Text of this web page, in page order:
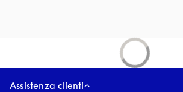
Assistenza clienti